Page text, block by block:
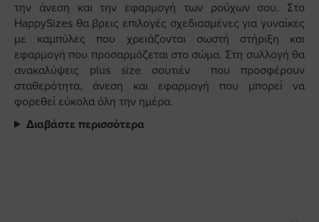
την άνεση και την εφαρμογή των ρούχων σου. Στο
HappySizes θα βρεις επιλογές σχεδιασμένες για γυναίκες
με καμπύλες που χρειάζονται σωστή στήριξη και
εφαρμογή που προσαρμόζεται στο σώμα. Στη συλλογή θα
ανακαλύψεις plus size σουτιέν που προσφέρουν
σταθερότητα, άνεση και εφαρμογή που μπορεί να
φορεθεί εύκολα όλη την ημέρα.
Διαβάστε περισσότερα